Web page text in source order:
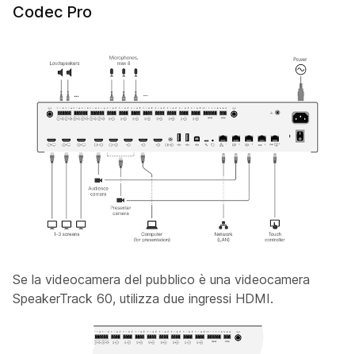
Codec Pro
Se la videocamera del pubblico è una videocamera
SpeakerTrack 60, utilizza due ingressi HDMI.